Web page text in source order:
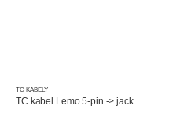
TC KABELY
TC kabel Lemo 5-pin -> jack